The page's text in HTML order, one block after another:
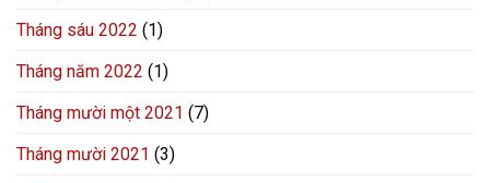
Tháng sáu 2022 (1)
Tháng năm 2022 (1)
Tháng mười một 2021 (7)
Tháng mười 2021 (3)